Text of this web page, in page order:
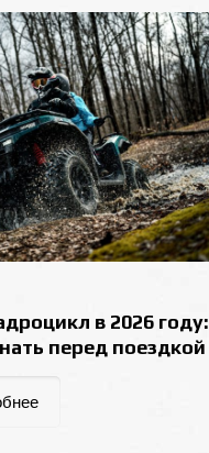
в 2026 году:
перед поездкой